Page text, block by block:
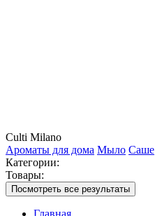
Culti Milano
Ароматы для дома Мыло Саше
Категории:
Товары:
Посмотреть все результаты
Главная